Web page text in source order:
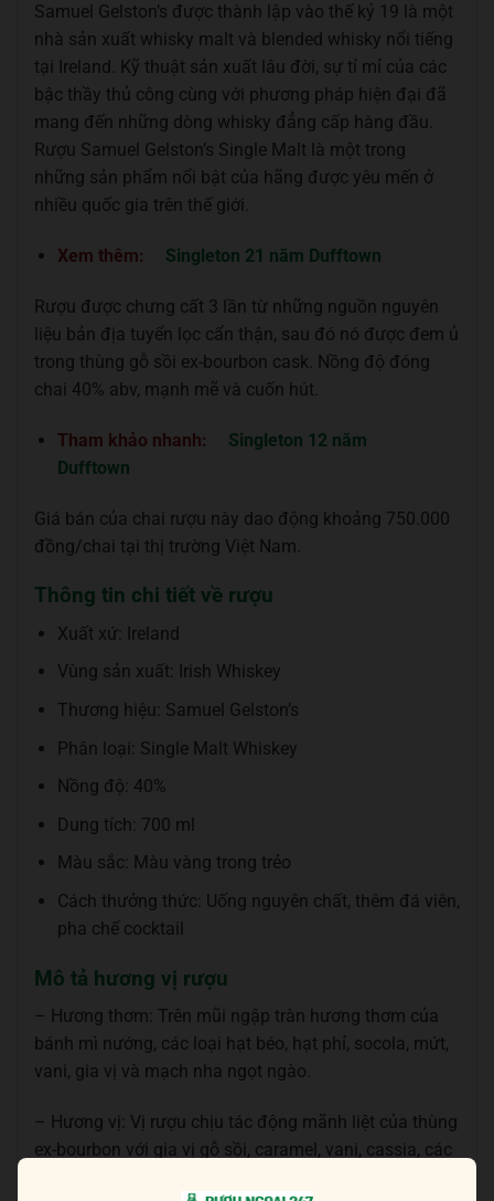
Samuel Gelston’s được thành lập vào thế kỷ 19 là một
nhà sản xuất whisky malt và blended whisky nổi tiếng
tại Ireland. Kỹ thuật sản xuất lâu đời, sự tỉ mỉ của các
bậc thầy thủ công cùng với phương pháp hiện đại đã
mang đến những dòng whisky đẳng cấp hàng đầu.
Rượu Samuel Gelston’s Single Malt là một trong
những sản phẩm nổi bật của hãng được yêu mến ở
nhiều quốc gia trên thế giới.
Xem thêm: Singleton 21 năm Dufftown
Rượu được chưng cất 3 lần từ những nguồn nguyên
liệu bản địa tuyển lọc cẩn thận, sau đó nó được đem ủ
trong thùng gỗ sồi ex-bourbon cask. Nồng độ đóng
chai 40% abv, mạnh mẽ và cuốn hút.
Tham khảo nhanh:
Singleton 12 năm
Dufftown
Giá bán của chai rượu này dao động khoảng 750.000
đồng/chai tại thị trường Việt Nam.
Thông tin chi tiết về rượu
Xuất xứ: Ireland
Vùng sản xuất: Irish Whiskey
Thương hiệu: Samuel Gelston’s
Phân loại: Single Malt Whiskey
Nồng độ: 40%
Dung tích: 700 ml
Màu sắc: Màu vàng trong trẻo
Cách thưởng thức: Uống nguyên chất, thêm đá viên,
pha chế cocktail
Mô tả hương vị rượu
– Hương thơm: Trên mũi ngập tràn hương thơm của
bánh mì nướng, các loại hạt béo, hạt phỉ, socola, mứt,
vani, gia vị và mạch nha ngọt ngào.
– Hương vị: Vị rượu chịu tác động mãnh liệt của thùng
ex-bourbon với gia vị gỗ sồi, caramel, vani, cassia, các